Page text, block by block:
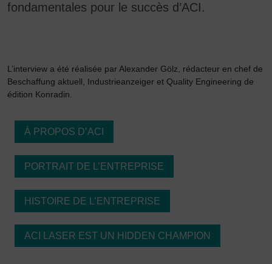
fondamentales pour le succès d’ACI.
L’interview a été réalisée par Alexander Gölz, rédacteur en chef de
Beschaffung aktuell, Industrieanzeiger et Quality Engineering de
édition Konradin.
À PROPOS D’ACI
PORTRAIT DE L’ENTREPRISE
HISTOIRE DE L’ENTREPRISE
ACI LASER EST UN HIDDEN CHAMPION